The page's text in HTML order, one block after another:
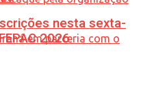
nesta sexta-
2026